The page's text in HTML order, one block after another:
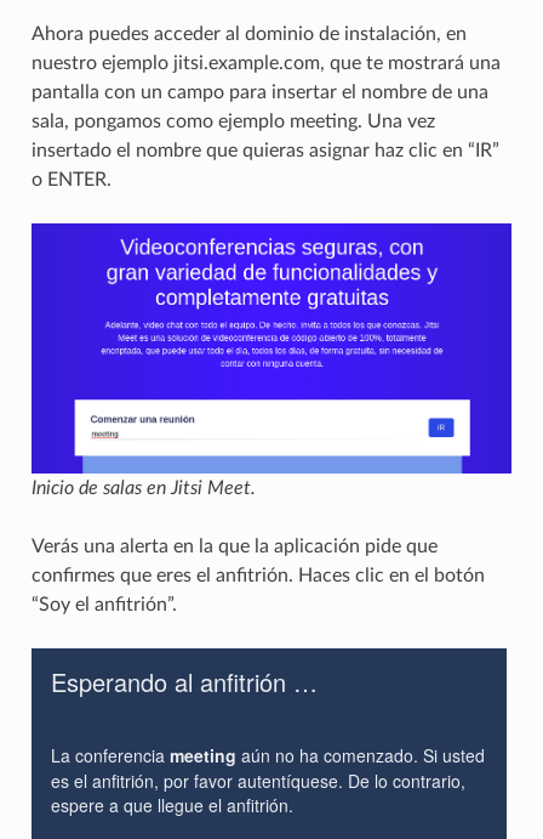
Ahora puedes acceder al dominio de instalación, en
nuestro ejemplo jitsi.example.com, que te mostrará una
pantalla con un campo para insertar el nombre de una
sala, pongamos como ejemplo meeting. Una vez
insertado el nombre que quieras asignar haz clic en “IR”
o ENTER.
Inicio de salas en Jitsi Meet.
Verás una alerta en la que la aplicación pide que
confirmes que eres el anfitrión. Haces clic en el botón
“Soy el anfitrión”.